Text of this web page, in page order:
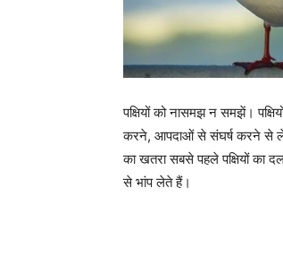
पक्षियों को नासमझ न समझें।
करने, आपदाओं से संघर्ष करने से
का खतरा सबसे पहले पक्षियों का
से भांप लेते हैं।